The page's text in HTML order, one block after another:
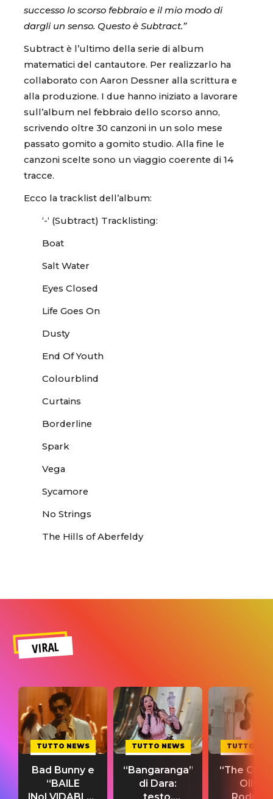
successo lo scorso febbraio e il mio modo di
dargli un senso. Questo è Subtract.”
Subtract è l’ultimo della serie di album
matematici del cantautore. Per realizzarlo ha
collaborato con Aaron Dessner alla scrittura e
alla produzione. I due hanno iniziato a lavorare
sull’album nel febbraio dello scorso anno,
scrivendo oltre 30 canzoni in un solo mese
passato gomito a gomito studio. Alla fine le
canzoni scelte sono un viaggio coerente di 14
tracce.
Ecco la tracklist dell’album:
‘-‘ (Subtract) Tracklisting:
Boat
Salt Water
Eyes Closed
Life Goes On
Dusty
End Of Youth
Colourblind
Curtains
Borderline
Spark
Vega
Sycamore
No Strings
The Hills of Aberfeldy
VIRAL
TUTTO NEWS
Bad Bunny e
“BAILE
TUTTO NEWS
“Bangaranga”
di Dara:
TUTTO
“The
Olivia